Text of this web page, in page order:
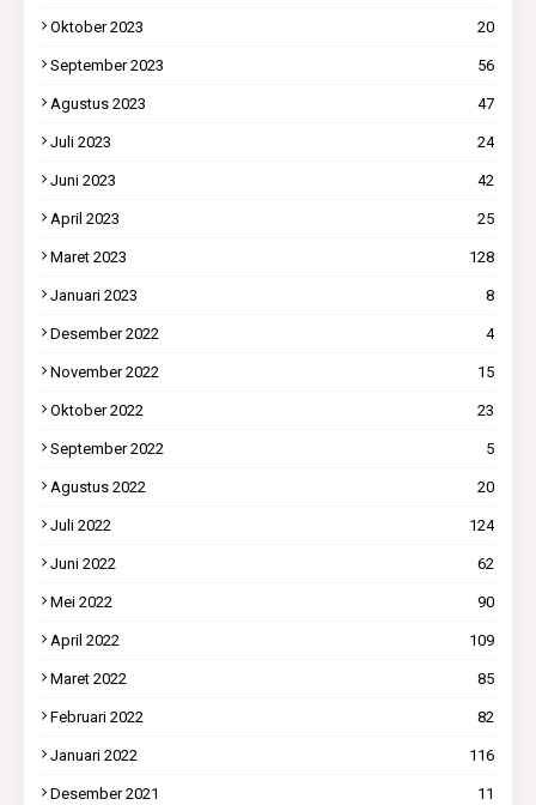
Oktober 2023 20
September 2023 56
Agustus 2023 47
Juli 2023 24
Juni 2023 42
April 2023 25
Maret 2023 128
Januari 2023 8
Desember 2022 4
November 2022 15
Oktober 2022 23
September 2022 5
Agustus 2022 20
Juli 2022 124
Juni 2022 62
Mei 2022 90
April 2022 109
Maret 2022 85
Februari 2022 82
Januari 2022 116
Desember 2021 11